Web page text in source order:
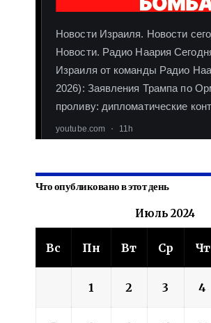
Что опубликовано в этот день
Июль 2024
Вс Пн Вт Ср Чт
1 2 3 4